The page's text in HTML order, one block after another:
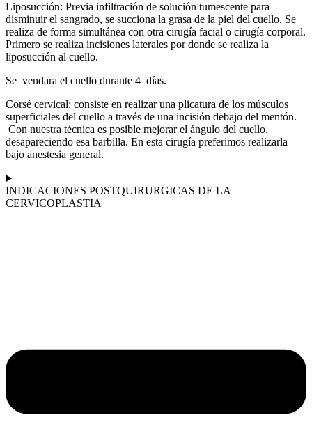
Liposucción: Previa infiltración de solución tumescente para
disminuir el sangrado, se succiona la grasa de la piel del cuello. Se
realiza de forma simultánea con otra cirugía facial o cirugía corporal.
Primero se realiza incisiones laterales por donde se realiza la
liposucción al cuello.
Se vendara el cuello durante 4 días.
Corsé cervical: consiste en realizar una plicatura de los músculos
superficiales del cuello a través de una incisión debajo del mentón.
Con nuestra técnica es posible mejorar el ángulo del cuello,
desapareciendo esa barbilla. En esta cirugía preferimos realizarla
bajo anestesia general.
INDICACIONES POSTQUIRURGICAS DE LA
CERVICOPLASTIA